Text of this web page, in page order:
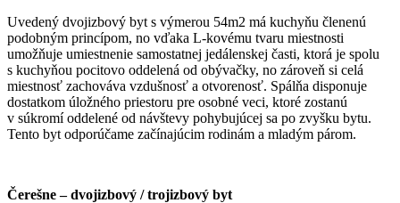
Uvedený dvojizbový byt s výmerou 54m2 má kuchyňu členenú
podobným princípom, no vďaka L-kovému tvaru miestnosti
umožňuje umiestnenie samostatnej jedálenskej časti, ktorá je spolu
s kuchyňou pocitovo oddelená od obývačky, no zároveň si celá
miestnosť zachováva vzdušnosť a otvorenosť. Spálňa disponuje
dostatkom úložného priestoru pre osobné veci, ktoré zostanú
v súkromí oddelené od návštevy pohybujúcej sa po zvyšku bytu.
Tento byt odporúčame začínajúcim rodinám a mladým párom.
Čerešne – dvojizbový / trojizbový byt